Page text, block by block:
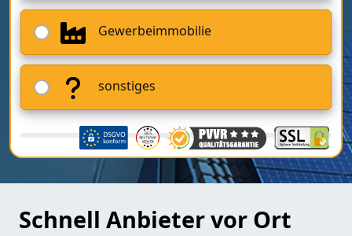
Gewerbeimmobilie
sonstiges
Schnell Anbieter vor Ort